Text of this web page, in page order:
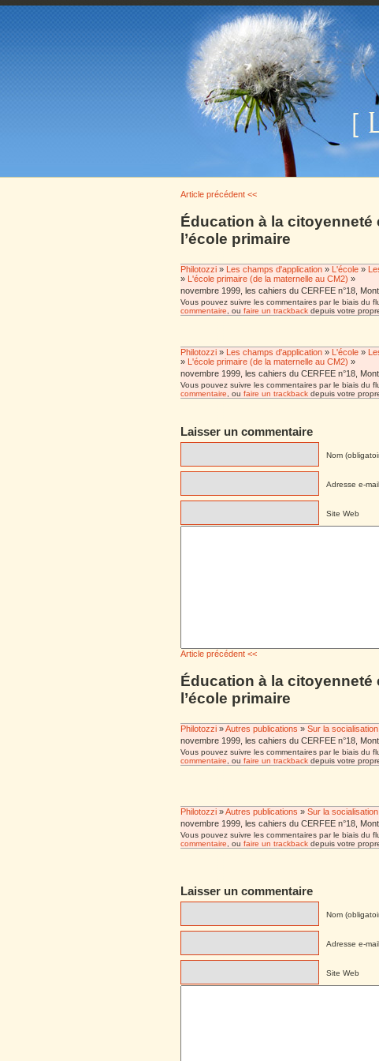
Article précédent <<
Éducation à la
l’école primaire
Philotozzi » Les champs d'application » L'école »
» L'école primaire (de la maternelle au CM2) »
novembre 1999, les cahiers du CERFEE n°18,
Vous pouvez suivre les commentaires par le biais du
commentaire , ou faire un trackback depuis votre
Philotozzi » Les champs d'application » L'école »
» L'école primaire (de la maternelle au CM2) »
novembre 1999, les cahiers du CERFEE n°18,
Vous pouvez suivre les commentaires par le biais du
commentaire , ou faire un trackback depuis votre
Laisser un commentaire
Nom
Adresse e-
Site Web
Article précédent <<
Éducation à la
l’école primaire
Philotozzi »Autres publications » Sur la
novembre 1999, les cahiers du CERFEE n°18,
Vous pouvez suivre les commentaires par le biais du
commentaire , ou faire un trackback depuis votre
Philotozzi »Autres publications » Sur la
novembre 1999, les cahiers du CERFEE n°18,
Vous pouvez suivre les commentaires par le biais du
commentaire , ou faire un trackback depuis votre
Laisser un commentaire
Nom
Adresse e-
Site Web